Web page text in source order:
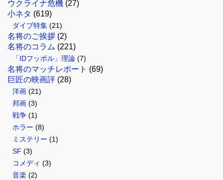
ウクライナ危機 (27)
小ネタ (619)
ダイブ特集 (21)
名将のご挨拶 (2)
名将のコラム (221)
「IDフッボル」理論 (7)
名将のマッチレポート (69)
巨匠の映画評 (28)
洋画 (21)
邦画 (3)
戦争 (1)
ホラー (8)
ミステリー (1)
SF (3)
コメディ (3)
音楽 (2)